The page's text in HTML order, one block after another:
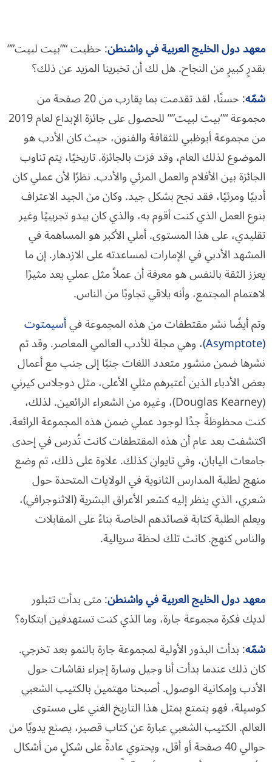
معهد دول الخليج العربية في واشنطن: حظيت “”بيت لبيت””
بقدرٍ كبيرٍ من النجاح. هل لك أن تخبرينا المزيد عن ذلك؟
شمّه
: حسنًا، لقد تقدمت بما يقارب من 20 صفحة من
مجموعة “”بيت لبيت”” للحصول على جائزة الإبداع لعام 2019
من مجموعة أبوظبي للثقافة والفنون، حيث كان الأدب هو
الموضوع لذلك العام، وقد فزت بالجائزة. تاريخيًا، يتم تناوب
الجائزة بين الأفلام والعمل المرئي والأدب. نظرًا لأن عملي كان
أدبيًا ومرئيًا، فقد نجح بشكل جيد. وكان من الجيد الاعتراف
بنوع العمل الذي كنت أقوم به، والذي كان يبدو تجريبيًا وغير
تقليدي، على هذا المستوى. أملي الأكبر هو المساهمة في
المشهد الأدبي في الإمارات لمساعدته على الازدهار. إن ما
يعزز الثقة بالنفس هو معرفة أن عملاً مثل عملي يعد مثيرًا
لاهتمام المجتمع، وأنه يلاقي تجاوبًا من الناس.
وتم أيضًا نشر مقتطفات من هذه المجموعة فيأسيمتوت
(Asymptote)
، وهي مجلة للأدب العالمي المعاصر. وقد تم
نشرها ضمن منشور متعدد اللغات جنبًا إلى جنب مع أعمال
بعض الأدباء الذين أعتبرهم مثلي الأعلى، مثل دوجلاس كيرني
(Douglas Kearney)، وغيره من الشعراء الرائعين. لذلك،
كنت محظوظةً جدًا لوجود عملي ضمن هذه المجموعة الرائعة.
اكتشفت بعد عام أن هذه المقتطفات كانت تُدرس في إحدى
جامعات اليابان، وفي تايوان كذلك. علاوة على ذلك، تم وضع
منهج لطلبة المدارس الثانوية في الولايات المتحدة حول
شعري، الذي ينظر إليه كشعر الأعراق البشرية (الاثنوجرافي)،
ويعلم الطلبة كتابة قصائدهم الخاصة بناءً على المقابلات
والناس كنهج. كانت تلك لحظة سريالية.
معهد دول الخليج العربية في واشنطن: متى بدأت تتبلور
لديك فكرة مجموعة جارة، وما الذي كنت تستهدفين ابتكاره؟
شمّه: بدأت البذور الأولية لمجموعة جارة بالنمو بعد تخرجي.
كان ذلك عندما بدأت أنا وجيل وسارة إجراء نقاشات حول
الأدب وإمكانية الوصول. أصبحنا مهتمين بالكتيب الشعبي
كوسيلة، فهو يتمتع بمثل هذا التاريخ الغني على مستوى
العالم. الكتيب الشعبي عبارة عن كتاب قصير، يصنع يدويًا من
حوالي 40 صفحة أو أقل، ويحتوي عادةً على شكلٍ من أشكال